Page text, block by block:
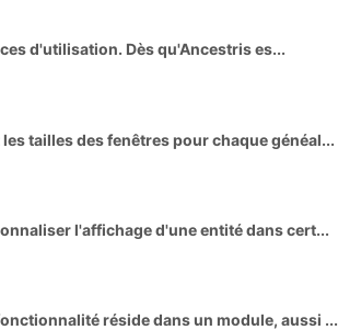
d'utilisation. Dès qu'Ancestris es...
tailles des fenêtres pour chaque généal...
l'affichage d'une entité dans cert...
réside dans un module, aussi ...